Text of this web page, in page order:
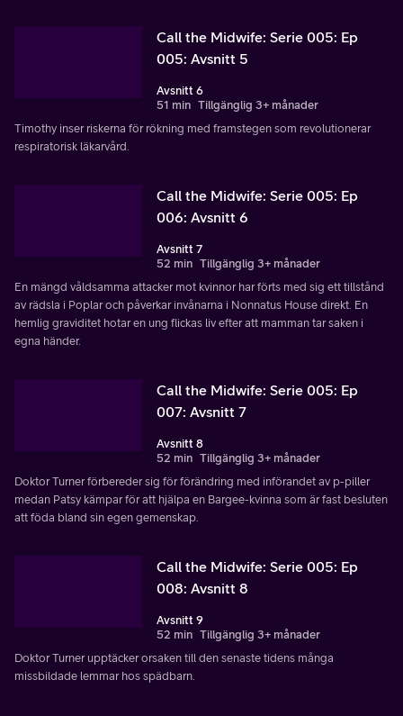
Call the Midwife: Serie 005: Ep
005: Avsnitt 5
Avsnitt 6
51 min Tillgänglig 3+ månader
Timothy inser riskerna för rökning med framstegen som revolutionerar
respiratorisk läkarvård.
Call the Midwife: Serie 005: Ep
006: Avsnitt 6
Avsnitt 7
52 min Tillgänglig 3+ månader
En mängd våldsamma attacker mot kvinnor har förts med sig ett tillstånd
av rädsla i Poplar och påverkar invånarna i Nonnatus House direkt. En
hemlig graviditet hotar en ung flickas liv efter att mamman tar saken i
egna händer.
Call the Midwife: Serie 005: Ep
007: Avsnitt 7
Avsnitt 8
52 min Tillgänglig 3+ månader
Doktor Turner förbereder sig för förändring med införandet av p-piller
medan Patsy kämpar för att hjälpa en Bargee-kvinna som är fast besluten
att föda bland sin egen gemenskap.
Call the Midwife: Serie 005: Ep
008: Avsnitt 8
Avsnitt 9
52 min Tillgänglig 3+ månader
Doktor Turner upptäcker orsaken till den senaste tidens många
missbildade lemmar hos spädbarn.